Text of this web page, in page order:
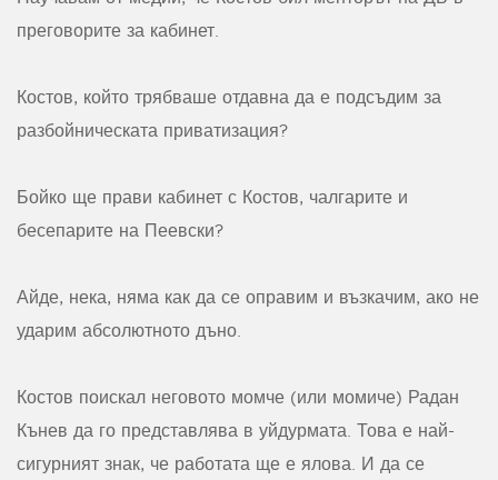
преговорите за кабинет.
Костов, който трябваше отдавна да е подсъдим за
разбойническата приватизация?
Бойко ще прави кабинет с Костов, чалгарите и
бесепарите на Пеевски?
Айде, нека, няма как да се оправим и възкачим, ако не
ударим абсолютното дъно.
Костов поискал неговото момче (или момиче) Радан
Кънев да го представлява в уйдурмата. Това е най-
сигурният знак, че работата ще е ялова. И да се